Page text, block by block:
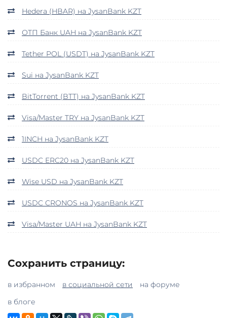
Hedera (HBAR) на JysanBank KZT
ОТП Банк UAH на JysanBank KZT
Tether POL (USDT) на JysanBank KZT
Sui на JysanBank KZT
BitTorrent (BTT) на JysanBank KZT
Visa/Master TRY на JysanBank KZT
1INCH на JysanBank KZT
USDC ERC20 на JysanBank KZT
Wise USD на JysanBank KZT
USDC CRONOS на JysanBank KZT
Visa/Master UAH на JysanBank KZT
Сохранить страницу:
в избранном в социальной сети
на форуме
в блоге